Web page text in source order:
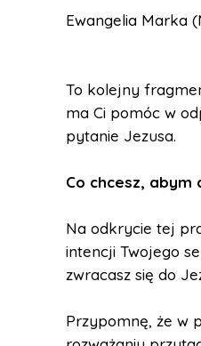
Ewangelia Marka
To kolejny
ma Ci pomóc w
pytanie Jezusa.
Co chcesz, abym
Na odkrycie tej
intencji Twojego
zwracasz się do
Przypomnę, że w